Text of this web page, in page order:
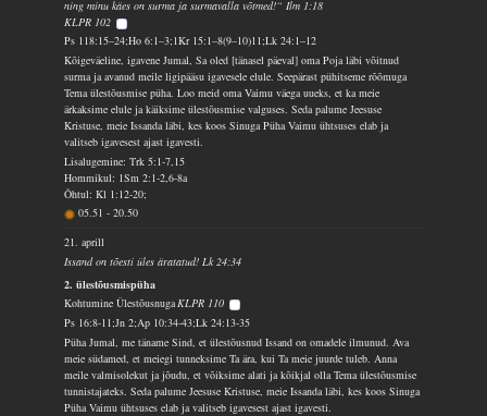
ning minu käes on surma ja surmavalla võtmed!“ Ilm 1:18
KLPR 102
Ps 118:15–24;Ho 6:1–3;1Kr 15:1–8(9–10)11;Lk 24:1–12
Kõigeväeline, igavene Jumal, Sa oled [tänasel päeval] oma Poja läbi võitnud
surma ja avanud meile ligipääsu igavesele elule. Seepärast pühitseme rõõmuga
Tema ülestõusmise püha. Loo meid oma Vaimu väega uueks, et ka meie
ärkaksime elule ja käiksime ülestõusmise valguses. Seda palume Jeesuse
Kristuse, meie Issanda läbi, kes koos Sinuga Püha Vaimu ühtsuses elab ja
valitseb igavesest ajast igavesti.
Lisalugemine: Trk 5:1-7,15
Hommikul: 1Sm 2:1-2,6-8a
Õhtul: Kl 1:12-20;
05.51-20.50
21. aprill
Issand on tõesti üles äratatud! Lk 24:34
2. ülestõusmispüha
Kohtumine ÜlestõusnugaKLPR 110
Ps 16:8-11;Jn 2;Ap 10:34-43;Lk 24:13-35
Püha Jumal, me täname Sind, et ülestõusnud Issand on omadele ilmunud. Ava
meie südamed, et meiegi tunneksime Ta ära, kui Ta meie juurde tuleb. Anna
meile valmisolekut ja jõudu, et võiksime alati ja kõikjal olla Tema ülestõusmise
tunnistajateks. Seda palume Jeesuse Kristuse, meie Issanda läbi, kes koos Sinuga
Püha Vaimu ühtsuses elab ja valitseb igavesest ajast igavesti.